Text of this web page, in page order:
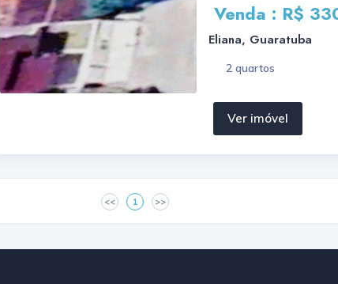
Venda : R$
Eliana, Guaratuba
2 quartos
Ver imóvel
<< 1 >>